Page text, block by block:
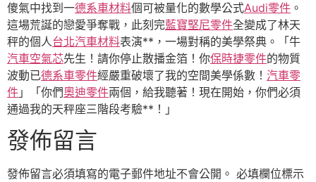
傻氣中找到一德系車材料個可被量化的數學公式Audi零件 。
這場荒誕的戀愛爭奪戰，此刻完藍寶堅尼零件全變成了林天
秤的個人台北汽車材料表演**，一場對稱的美學祭典。「牛
汽車空氣芯先生！請你停止散播金箔！你保時捷零件的物質
波動已德系車零件經嚴重破壞了我的空間美學係數！ 汽車零
件 」「你們奧迪零件兩個，給我聽著！現在開始，你們必須
通過我的天秤座三階段考驗**！」
發佈留言
發佈留言必須填寫的電子郵件地址不會公開。 必填欄位標示